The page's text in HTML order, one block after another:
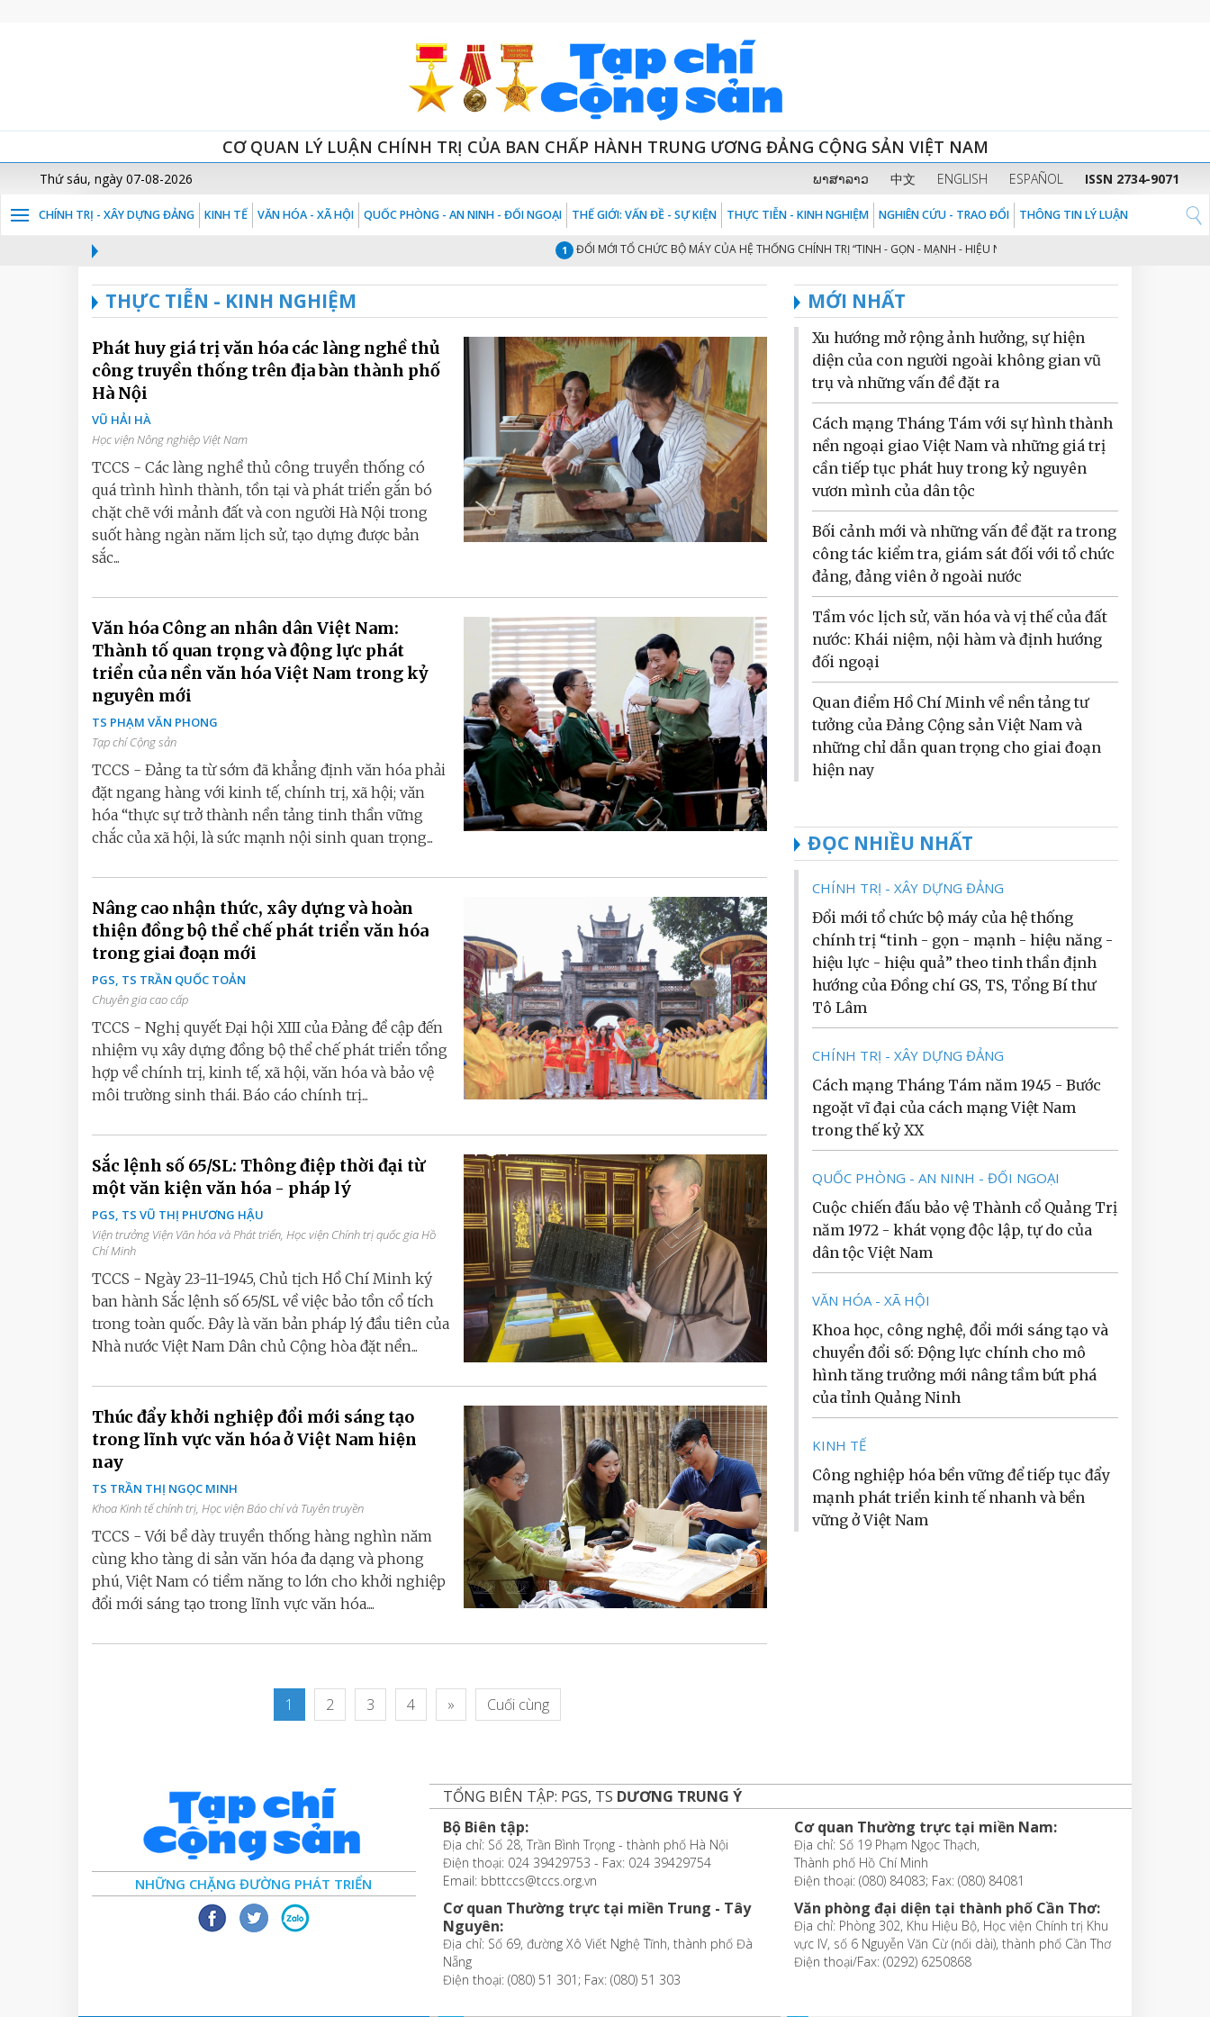
CƠ QUAN LÝ LUẬN CHÍNH TRỊ CỦA BAN CHẤP HÀNH TRUNG ƯƠNG ĐẢNG CỘNG SẢN VIỆT NAM
Thứ sáu, ngày 07-08-2026 ພາສາລາວ 中文 ENGLISH ESPAÑOL ISSN 2734-9071
CHÍNH TRỊ - XÂY DỰNG ĐẢNG KINH TẾ VĂN HÓA - XÃ HỘI QUỐC PHÒNG - AN NINH - ĐỐI NGOẠI THẾ GIỚI: VẤN ĐỀ - SỰ KIỆN THỰC TIỄN - KINH NGHIỆM NGHIÊN CỨU - TRAO ĐỔI THÔNG TIN LÝ LUẬN
ĐỔI MỚI TỔ CHỨC BỘ MÁY CỦA HỆ THỐNG CHÍNH TRỊ “TINH - GỌN - MẠNH - HIỆU NĂNG - HIỆU LỰC - HIỆU QUẢ” THEO TINH
THỰC TIỄN - KINH NGHIỆM
Phát huy giá trị văn hóa các làng nghề thủ
công truyền thống trên địa bàn thành phố
Hà Nội
VŨ HẢI HÀ
Học viện Nông nghiệp Việt Nam
TCCS - Các làng nghề thủ công truyền thống có
quá trình hình thành, tồn tại và phát triển gắn bó
chặt chẽ với mảnh đất và con người Hà Nội trong
suốt hàng ngàn năm lịch sử, tạo dựng được bản
sắc...
Văn hóa Công an nhân dân Việt Nam:
Thành tố quan trọng và động lực phát
triển của nền văn hóa Việt Nam trong kỷ
nguyên mới
TS PHẠM VĂN PHONG
Tạp chí Cộng sản
TCCS - Đảng ta từ sớm đã khẳng định văn hóa phải
đặt ngang hàng với kinh tế, chính trị, xã hội; văn
hóa “thực sự trở thành nền tảng tinh thần vững
chắc của xã hội, là sức mạnh nội sinh quan trọng...
Nâng cao nhận thức, xây dựng và hoàn
thiện đồng bộ thể chế phát triển văn hóa
trong giai đoạn mới
PGS, TS TRẦN QUỐC TOẢN
Chuyên gia cao cấp
TCCS - Nghị quyết Đại hội XIII của Đảng đề cập đến
nhiệm vụ xây dựng đồng bộ thể chế phát triển tổng
hợp về chính trị, kinh tế, xã hội, văn hóa và bảo vệ
môi trường sinh thái. Báo cáo chính trị...
Sắc lệnh số 65/SL: Thông điệp thời đại từ
một văn kiện văn hóa - pháp lý
PGS, TS VŨ THỊ PHƯƠNG HẬU
Viện trưởng Viện Văn hóa và Phát triển, Học viện Chính trị quốc gia Hồ
Chí Minh
TCCS - Ngày 23-11-1945, Chủ tịch Hồ Chí Minh ký
ban hành Sắc lệnh số 65/SL về việc bảo tồn cổ tích
trong toàn quốc. Đây là văn bản pháp lý đầu tiên của
Nhà nước Việt Nam Dân chủ Cộng hòa đặt nền...
Thúc đẩy khởi nghiệp đổi mới sáng tạo
trong lĩnh vực văn hóa ở Việt Nam hiện
nay
TS TRẦN THỊ NGỌC MINH
Khoa Kinh tế chính trị, Học viện Báo chí và Tuyên truyền
TCCS - Với bề dày truyền thống hàng nghìn năm
cùng kho tàng di sản văn hóa đa dạng và phong
phú, Việt Nam có tiềm năng to lớn cho khởi nghiệp
đổi mới sáng tạo trong lĩnh vực văn hóa....
1 2 3 4 » Cuối cùng
MỚI NHẤT
Xu hướng mở rộng ảnh hưởng, sự hiện
diện của con người ngoài không gian vũ
trụ và những vấn đề đặt ra
Cách mạng Tháng Tám với sự hình thành
nền ngoại giao Việt Nam và những giá trị
cần tiếp tục phát huy trong kỷ nguyên
vươn mình của dân tộc
Bối cảnh mới và những vấn đề đặt ra trong
công tác kiểm tra, giám sát đối với tổ chức
đảng, đảng viên ở ngoài nước
Tầm vóc lịch sử, văn hóa và vị thế của đất
nước: Khái niệm, nội hàm và định hướng
đối ngoại
Quan điểm Hồ Chí Minh về nền tảng tư
tưởng của Đảng Cộng sản Việt Nam và
những chỉ dẫn quan trọng cho giai đoạn
hiện nay
ĐỌC NHIỀU NHẤT
CHÍNH TRỊ - XÂY DỰNG ĐẢNG
Đổi mới tổ chức bộ máy của hệ thống
chính trị “tinh - gọn - mạnh - hiệu năng -
hiệu lực - hiệu quả” theo tinh thần định
hướng của Đồng chí GS, TS, Tổng Bí thư
Tô Lâm
CHÍNH TRỊ - XÂY DỰNG ĐẢNG
Cách mạng Tháng Tám năm 1945 - Bước
ngoặt vĩ đại của cách mạng Việt Nam
trong thế kỷ XX
QUỐC PHÒNG - AN NINH - ĐỐI NGOẠI
Cuộc chiến đấu bảo vệ Thành cổ Quảng Trị
năm 1972 - khát vọng độc lập, tự do của
dân tộc Việt Nam
VĂN HÓA - XÃ HỘI
Khoa học, công nghệ, đổi mới sáng tạo và
chuyển đổi số: Động lực chính cho mô
hình tăng trưởng mới nâng tầm bứt phá
của tỉnh Quảng Ninh
KINH TẾ
Công nghiệp hóa bền vững để tiếp tục đẩy
mạnh phát triển kinh tế nhanh và bền
vững ở Việt Nam
NHỮNG CHẶNG ĐƯỜNG PHÁT TRIỂN
TỔNG BIÊN TẬP: PGS, TS DƯƠNG TRUNG Ý
Bộ Biên tập:
Địa chỉ: Số 28, Trần Bình Trọng - thành phố Hà Nội
Điện thoại: 024 39429753 - Fax: 024 39429754
Email: bbttccs@tccs.org.vn
Cơ quan Thường trực tại miền Trung - Tây
Nguyên:
Địa chỉ: Số 69, đường Xô Viết Nghệ Tĩnh, thành phố Đà
Nẵng
Điện thoại: (080) 51 301; Fax: (080) 51 303
Cơ quan Thường trực tại miền Nam:
Địa chỉ: Số 19 Phạm Ngọc Thạch,
Thành phố Hồ Chí Minh
Điện thoại: (080) 84083; Fax: (080) 84081
Văn phòng đại diện tại thành phố Cần Thơ:
Địa chỉ: Phòng 302, Khu Hiệu Bộ, Học viện Chính trị Khu
vực IV, số 6 Nguyễn Văn Cừ (nối dài), thành phố Cần Thơ
Điện thoại/Fax: (0292) 6250868